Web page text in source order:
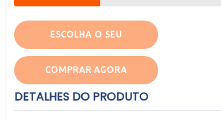
ESCOLHA O SEU
COMPRAR AGORA
DETALHES DO PRODUTO